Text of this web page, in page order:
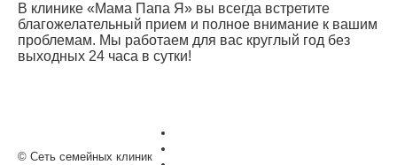
В клинике «Мама Папа Я» вы всегда встретите
благожелательный прием и полное внимание к вашим
проблемам. Мы работаем для вас круглый год без
выходных 24 часа в сутки!
© Сеть семейных клиник